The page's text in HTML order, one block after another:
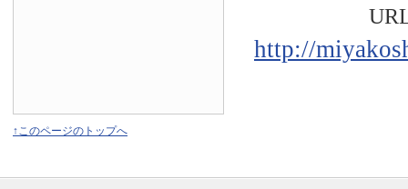
URL
http://
↑このページのトップへ